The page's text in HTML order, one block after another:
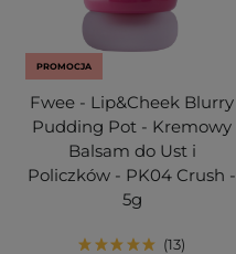
PROMOCJA
Fwee - Lip&Cheek Blurry
Pudding Pot - Kremowy
Balsam do Ust i
Policzków - PK04 Crush -
5g
13